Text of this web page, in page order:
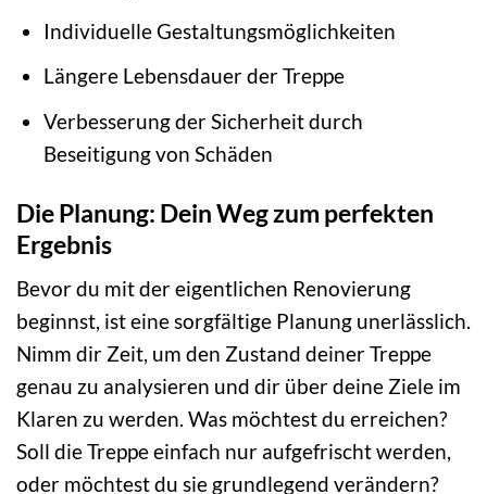
Individuelle Gestaltungsmöglichkeiten
Längere Lebensdauer der Treppe
Verbesserung der Sicherheit durch
Beseitigung von Schäden
Die Planung: Dein Weg zum perfekten
Ergebnis
Bevor du mit der eigentlichen Renovierung
beginnst, ist eine sorgfältige Planung unerlässlich.
Nimm dir Zeit, um den Zustand deiner Treppe
genau zu analysieren und dir über deine Ziele im
Klaren zu werden. Was möchtest du erreichen?
Soll die Treppe einfach nur aufgefrischt werden,
oder möchtest du sie grundlegend verändern?